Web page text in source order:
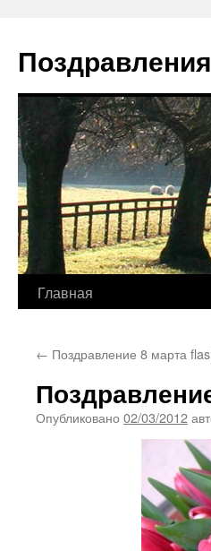
содержимому
Главная
← Поздравление 8 марта
Опубликовано 02/03/2012